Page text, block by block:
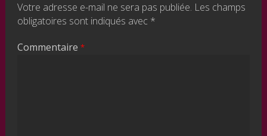
Votre adresse e-mail ne sera pas publiée. Les champs
obligatoires sont indiqués avec *
Commentaire*